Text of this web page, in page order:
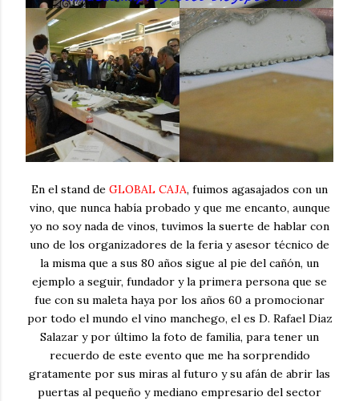
En el stand de GLOBAL CAJA, fuimos agasajados con un
vino, que nunca había probado y que me encanto, aunque
yo no soy nada de vinos, tuvimos la suerte de hablar con
uno de los organizadores de la feria y asesor técnico de
la misma que a sus 80 años sigue al pie del cañón, un
ejemplo a seguir, fundador y la primera persona que se
fue con su maleta haya por los años 60 a promocionar
por todo el mundo el vino manchego, el es D. Rafael Diaz
Salazar y por último la foto de familia, para tener un
recuerdo de este evento que me ha sorprendido
gratamente por sus miras al futuro y su afán de abrir las
puertas al pequeño y mediano empresario del sector